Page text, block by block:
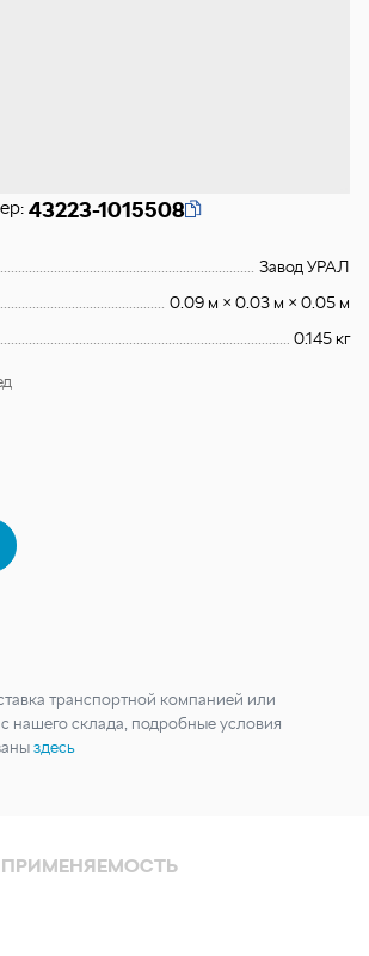
43223-1015508
Завод УРАЛ
0.09 м × 0.03 м × 0.05 м
0.145 кг
транспортной компанией или
нашего склада, подробные условия
здесь
ПРИМЕНЯЕМОСТЬ